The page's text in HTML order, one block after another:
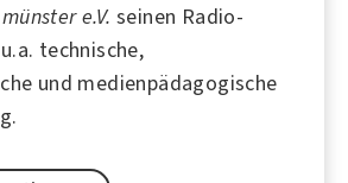
e.V. seinen Radio-
technische,
und medienpädagogische